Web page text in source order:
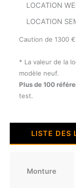
LOCATION
LOCATION
Caution de 1300
* La valeur de la
modèle neuf.
Plus de 100
test.
LISTE DES
Monture